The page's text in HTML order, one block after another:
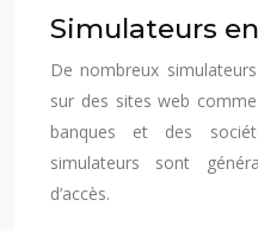
Simulateurs
De nombreux
sur des sites web
banques et des
simulateurs sont
d’accès.